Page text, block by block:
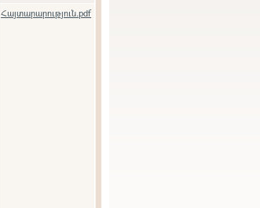
Հայտարարություն.pdf